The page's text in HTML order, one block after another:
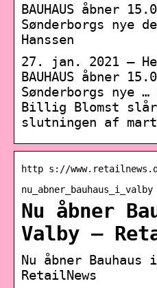
BAUHAUS åbner
Sønderborgs nye
Hanssen
27. jan. 2021 —
BAUHAUS åbner
Sønderborgs nye …
Billig Blomst
slutningen af
http s://
nu_abner_bauhaus_i_valby
Nu åbner
Valby –
Nu åbner Bauhaus
RetailNews